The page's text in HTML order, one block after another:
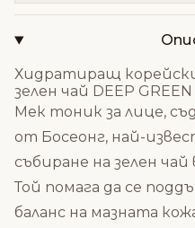
Хидратиращ
зелен чай DEEP
Мек тоник за лице,
от Босеонг, най-
събиране на зелен чай
Той помага да се
баланс на мазната